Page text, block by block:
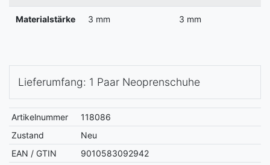
Materialstärke 3 mm 3 mm
Lieferumfang: 1 Paar Neoprenschuhe
Artikelnummer
118086
Zustand
Neu
EAN / GTIN
9010583092942